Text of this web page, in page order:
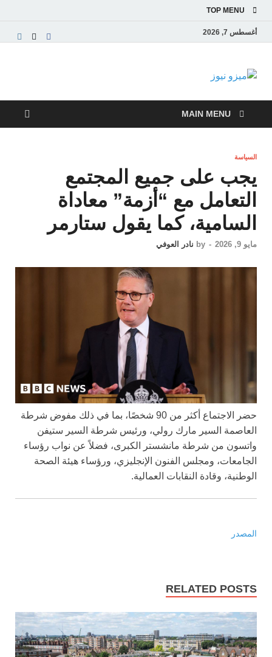
TOP MENU
أغسطس 7, 2026
ميزو نيوز
والاقتصادية
MAIN MENU
السياسة
يجب على جميع المجتمع
التعامل مع “أزمة” معاداة
السامية، كما يقول ستارمر
مايو 9, 2026 -
by نادر العوفي
حضر الاجتماع أكثر من 90 شخصًا، بما في ذلك مفوض شرطة
العاصمة السير مارك رولي، ورئيس شرطة السير ستيفن
واتسون من شرطة مانشستر الكبرى، فضلاً عن نواب رؤساء
الجامعات، ومجلس الفنون الإنجليزي، ورؤساء هيئة الصحة
الوطنية، وقادة النقابات العمالية.
المصدر
RELATED POSTS